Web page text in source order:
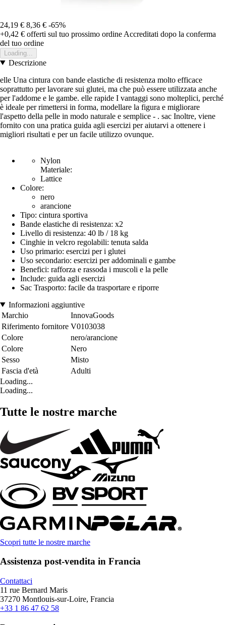
24,19 € 8,36 € -65%
+0,42 € offerti sul tuo prossimo ordine Accreditati dopo la conferma
del tuo ordine
Loading...
Descrizione
elle Una cintura con bande elastiche di resistenza molto efficace
soprattutto per lavorare sui glutei, ma che può essere utilizzata anche
per l'addome e le gambe. elle rapide I vantaggi sono molteplici, perché
è ideale per rimettersi in forma, modellare la figura e migliorare
l'aspetto della pelle in modo naturale e semplice - . sac Inoltre, viene
fornito con una pratica guida agli esercizi per aiutarvi a ottenere i
migliori risultati e per un facile utilizzo ovunque.
Nylon
Materiale:
Lattice
Colore:
nero
arancione
Tipo: cintura sportiva
Bande elastiche di resistenza: x2
Livello di resistenza: 40 lb / 18 kg
Cinghie in velcro regolabili: tenuta salda
Uso primario: esercizi per i glutei
Uso secondario: esercizi per addominali e gambe
Benefici: rafforza e rassoda i muscoli e la pelle
Include: guida agli esercizi
Sac Trasporto: facile da trasportare e riporre
Informazioni aggiuntive
Marchio
InnovaGoods
Riferimento fornitore V0103038
Colore
nero/arancione
Colore
Nero
Sesso
Misto
Fascia d'età
Adulti
Loading...
Loading...
Tutte le nostre marche
Scopri tutte le nostre marche
Assistenza post-vendita in Francia
Contattaci
11 rue Bernard Maris
37270 Montlouis-sur-Loire, Francia
+33 1 86 47 62 58